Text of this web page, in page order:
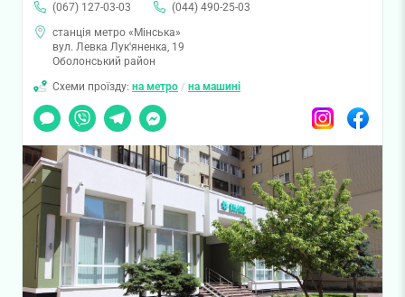
(067) 127-03-03
(044) 490-25-03
станція метро «Мінська»
вул. Левка Лук'яненка, 19
Оболонський район
Схеми проїзду: на метро / на машині
Чат
Viber TelegramMessenger InstagramFacebook